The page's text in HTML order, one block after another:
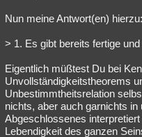
Nun meine Antwort(en) hierzu:
> 1. Es gibt bereits fertige
Eigentlich müßtest Du bei
Unvollständigkeitstheorems
Unbestimmtheitsrelation
nichts, aber auch garnichts
Abgeschlossenes
Lebendigkeit des ganzen